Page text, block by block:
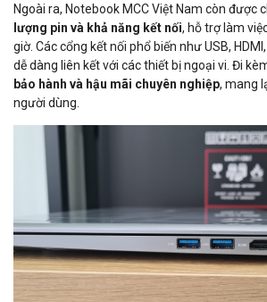
Ngoài ra, Notebook MCC Việt Nam còn được
lượng pin và khả năng kết nối, hỗ trợ làm
giờ. Các cổng kết nối phổ biến như USB,
dễ dàng liên kết với các thiết bị ngoại vi. Đi
bảo hành và hậu mãi chuyên nghiệp, mang
người dùng.